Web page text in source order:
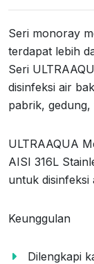
Seri monoray
terdapat lebih
Seri
disinfeksi air
pabrik,
ULTRAAQUA
AISI 316L
untuk disinfeksi
Keunggulan
Dilengkapi